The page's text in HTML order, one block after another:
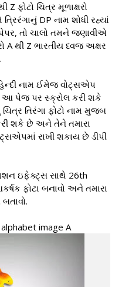
Z ફોટો ચિત્ર મૂળાક્ષરો
DP નામ શોધી રહ્યાં
તો ચાલો તમને જણાવીએ
A થી Z ભારતીય ધ્વજ અક્ષર
નામ ઈમેજ વોટ્સએપ
આ પેજ પર સ્ક્રોલ કરી શકે
તિરંગા ફોટો નામ મુજબ
શકે છે અને તેને તમારા
રાખી શકાય છે ડીપી
ઇફેક્ટ્સ સાથે 26th
ફોટા બનાવો અને તમારા
image A